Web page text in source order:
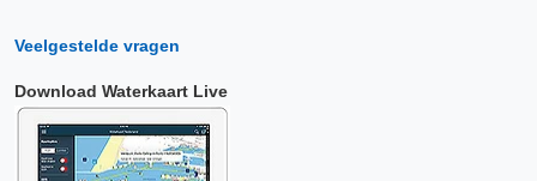
Veelgestelde vragen
Download Waterkaart Live